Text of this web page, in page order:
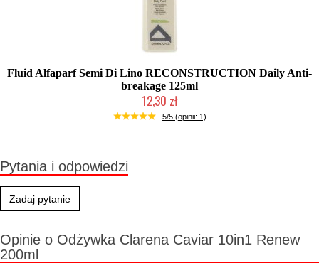
Fluid Alfaparf Semi Di Lino RECONSTRUCTION Daily Anti-
breakage 125ml
12,30 zł
Produkt wycofany
5/5 (opinii: 1)
Pytania i odpowiedzi
Zadaj pytanie
Opinie o Odżywka Clarena Caviar 10in1 Renew
200ml